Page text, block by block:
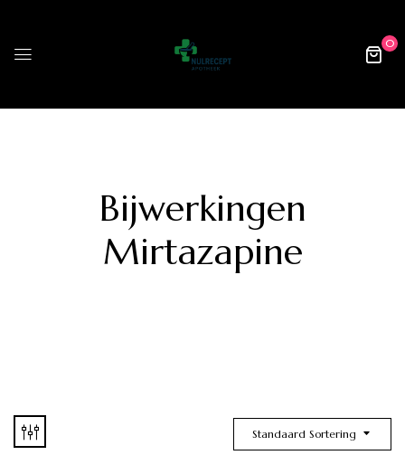
0
Bijwerkingen
Mirtazapine
Standaard Sortering